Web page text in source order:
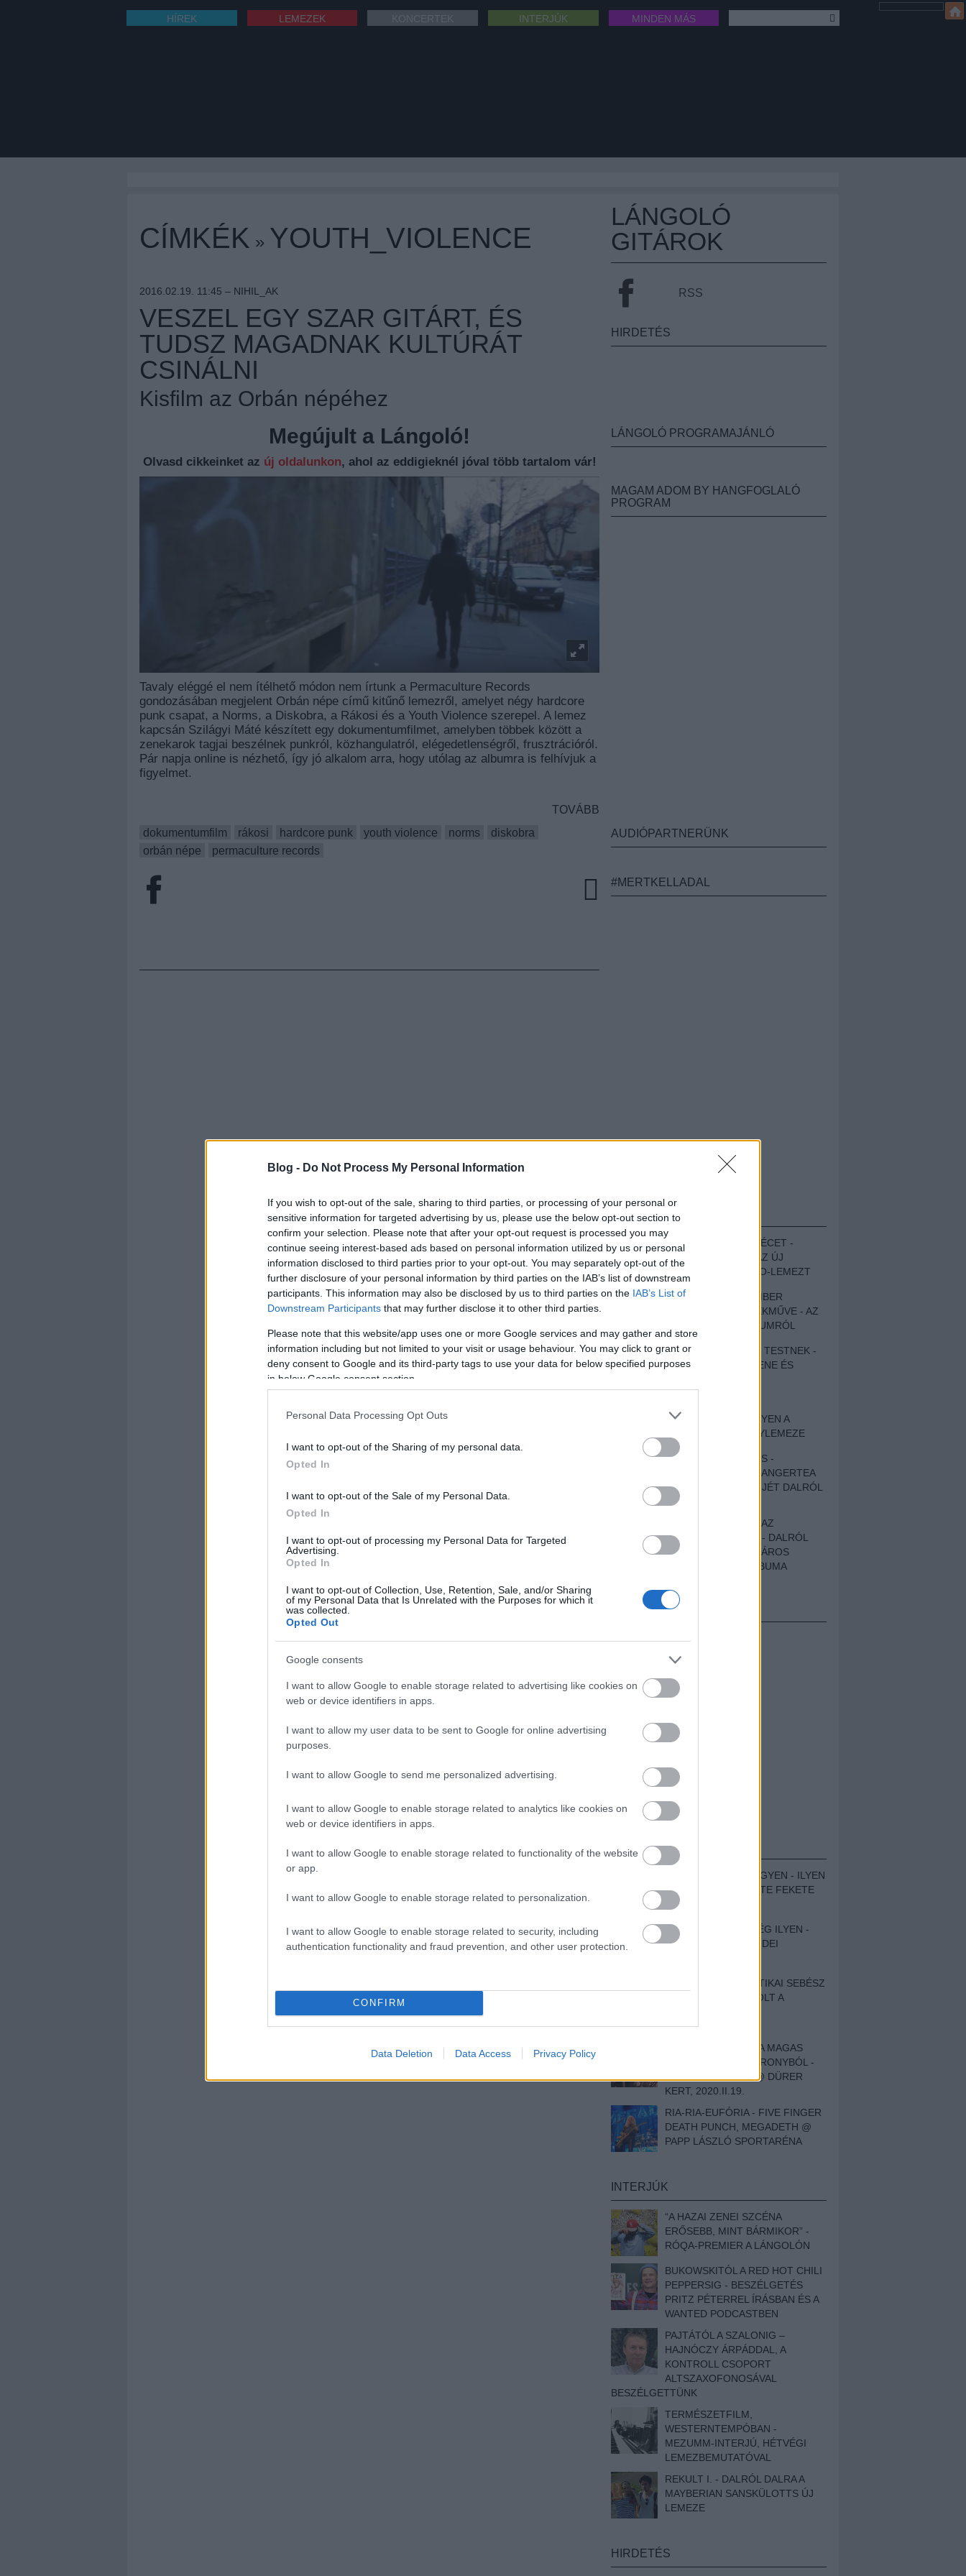
Blog - Do Not Process My Personal Information
If you wish to opt-out of the sale, sharing to third parties, or processing of your personal or
sensitive information for targeted advertising by us, please use the below opt-out section to
confirm your selection. Please note that after your opt-out request is processed you may
continue seeing interest-based ads based on personal information utilized by us or personal
information disclosed to third parties prior to your opt-out. You may separately opt-out of the
further disclosure of your personal information by third parties on the IAB’s list of downstream
participants. This information may also be disclosed by us to third parties on the IAB’s List of
Downstream Participants that may further disclose it to other third parties.
Please note that this website/app uses one or more Google services and may gather and store
information including but not limited to your visit or usage behaviour. You may click to grant or
deny consent to Google and its third-party tags to use your data for below specified purposes
in below Google consent section.
Personal Data Processing Opt Outs
I want to opt-out of the Sharing of my personal data.
Opted In
I want to opt-out of the Sale of my Personal Data.
Opted In
I want to opt-out of processing my Personal Data for Targeted
Advertising.
Opted In
I want to opt-out of Collection, Use, Retention, Sale, and/or Sharing
of my Personal Data that Is Unrelated with the Purposes for which it
was collected.
Opted Out
Google consents
I want to allow Google to enable storage related to advertising like cookies on
web or device identifiers in apps.
I want to allow my user data to be sent to Google for online advertising
purposes.
I want to allow Google to send me personalized advertising.
I want to allow Google to enable storage related to analytics like cookies on
web or device identifiers in apps.
I want to allow Google to enable storage related to functionality of the website
or app.
I want to allow Google to enable storage related to personalization.
I want to allow Google to enable storage related to security, including
authentication functionality and fraud prevention, and other user protection.
CONFIRM
Data Deletion Data Access Privacy Policy
HÍREK LEMEZEK INTERJÚK MINDEN MÁS
CÍMKÉK » YOUTH_VIOLENCE
2016.02.19. 11:45 – NIHIL_AK
VESZEL EGY SZAR GITÁRT, ÉS
TUDSZ MAGADNAK KULTÚRÁT
CSINÁLNI
Kisfilm az Orbán népéhez
Megújult a Lángoló!
Olvasd cikkeinket az új oldalunkon, ahol az eddigieknél jóval több tartalom vár!
Tavaly eléggé el nem ítélhető módon nem írtunk a Permaculture Records
gondozásában megjelent Orbán népe című kitűnő lemezről, amelyet négy hardcore
punk csapat, a Norms, a Diskobra, a Rákosi és a Youth Violence szerepel. A lemez
kapcsán Szilágyi Máté készített egy dokumentumfilmet, amelyben többek között a
zenekarok tagjai beszélnek punkról, közhangulatról, elégedetlenségről, frusztrációról.
Pár napja online is nézhető, így jó alkalom arra, hogy utólag az albumra is felhívjuk a
figyelmet.
TOVÁBB
dokumentumfilm
rákosi hardcore punk youth violence norms
diskobra
orbán népe
permaculture records
LÁNGOLÓ
GITÁROK
RSS
HIRDETÉS
LÁNGOLÓ PROGRAMAJÁNLÓ
MAGAM ADOM BY HANGFOGLALÓ
PROGRAM
AUDIÓPARTNERÜNK
#MERTKELLADAL
EZT HALLGASD!
MEGUGROTTÁK A LÉCET -
MEGHALLGATTUK AZ ÚJ
PROTEST THE HERO-LEMEZT
EGY DÜHÖS VÉNEMBER
UNIVERZÁLIS REMEKMŰVE - AZ
ÚJ BOB DYLAN-ALBUMRÓL
ZENE LÉLEKNEK ÉS TESTNEK -
AUTENTIKUS NÉPZENE ÉS
SZOMORKODÁS - ILYEN A
KATATONIA ÚJ NAGYLEMEZE
CROCODILE NERVES -
HALLGASD MEG AZ ANGERTEA
MA MEGJELENT EP-JÉT DALRÓL
DALRA!
A FELELŐSSÉGTŐL AZ
ELLOPOTT FÖLDIG - DALRÓL
DALRA A KÉPZELT VÁROS
SAMIZDAT CÍMŰ ALBUMA
HIRDETÉS
BESZÁMOLÓK
ZENÉS TÁBOR A HEGYEN - ILYEN
VOLT A VÍRUS SZÜLTE FEKETE
ZAJ FESZTIVÁL
SOHA NEM VOLT MÉG ILYEN -
BESZÁMOLÓNK AZ IDEI
EGY HALLÁSPLASZTIKAI SEBÉSZ
NAPLÓJA - ILYEN VOLT A
DOKUMENTUMFILM
MÉLY FÉRFIBÁNAT A MAGAS
ELEFÁNTCSONTTORONYBÓL -
LEPROUS, KLONE @ DÜRER
KERT, 2020.II.19.
RIA-RIA-EUFÓRIA - FIVE FINGER
DEATH PUNCH, MEGADETH @
PAPP LÁSZLÓ SPORTARÉNA
INTERJÚK
“A HAZAI ZENEI SZCÉNA
ERŐSEBB, MINT BÁRMIKOR” -
RÓQA-PREMIER A LÁNGOLÓN
BUKOWSKITÓL A RED HOT CHILI
PEPPERSIG - BESZÉLGETÉS
PRITZ PÉTERREL ÍRÁSBAN ÉS A
WANTED PODCASTBEN
PAJTÁTÓL A SZALONIG –
HAJNÓCZY ÁRPÁDDAL, A
KONTROLL CSOPORT
ALTSZAXOFONOSÁVAL
BESZÉLGETTÜNK
TERMÉSZETFILM,
WESTERNTEMPÓBAN -
MEZUMM-INTERJÚ, HÉTVÉGI
LEMEZBEMUTATÓVAL
REKULT I. - DALRÓL DALRA A
MAYBERIAN SANSKÜLOTTS ÚJ
LEMEZE
HIRDETÉS